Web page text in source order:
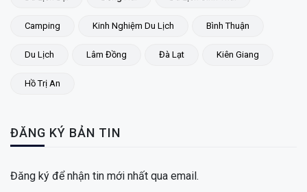
Camping Kinh Nghiệm Du Lịch Bình Thuận
Du Lịch Lâm Đồng Đà Lạt Kiên Giang
Hồ Trị An
ĐĂNG KÝ BẢN TIN
Đăng ký để nhận tin mới nhất qua email.